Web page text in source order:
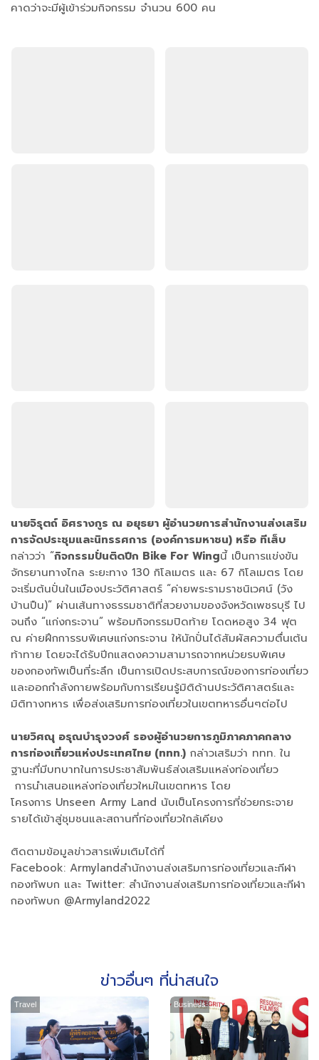
คาดว่าจะมีผู้เข้าร่วมกิจกรรม จำนวน 600 คน
นายจิรุตถ์ อิศรางกูร ณ อยุธยา ผู้อำนวยการสำนักงานส่งเสริม
การจัดประชุมและนิทรรศการ (องค์การมหาชน) หรือ ทีเส็บ
กล่าวว่า “กิจกรรมปั่นติดปีก Bike For Wingนี้ เป็นการแข่งขัน
จักรยานทางไกล ระยะทาง 130 กิโลเมตร และ 67 กิโลเมตร โดย
จะเริ่มต้นปั่นในเมืองประวัติศาสตร์ “ค่ายพระรามราชนิเวศน์ (วัง
บ้านปืน)” ผ่านเส้นทางธรรมชาติที่สวยงามของจังหวัดเพชรบุรี ไป
จนถึง “แก่งกระจาน” พร้อมกิจกรรมปิดท้าย โดดหอสูง 34 ฟุต
ณ ค่ายฝึกการรบพิเศษแก่งกระจาน ให้นักปั่นได้สัมผัสความตื่นเต้น
ท้าทาย โดยจะได้รับปีกแสดงความสามารถจากหน่วยรบพิเศษ
ของกองทัพเป็นที่ระลึก เป็นการเปิดประสบการณ์ของการท่องเที่ยว
และออกกำลังกายพร้อมกับการเรียนรู้มิติด้านประวัติศาสตร์และ
มิติทางทหาร เพื่อส่งเสริมการท่องเที่ยวในเขตทหารอื่นๆต่อไป
นายวิศณุ อรุณบำรุงวงศ์ รองผู้อำนวยการภูมิภาคภาคกลาง
การท่องเที่ยวแห่งประเทศไทย (ททท.)​ กล่าวเสริมว่า ททท. ใน
ฐานะที่มีบทบาทในการประชาสัมพันธ์ส่งเสริมแหล่งท่องเที่ยว
การนำเสนอแหล่งท่องเที่ยวใหม่ในเขตทหาร โดย
โครงการ Unseen Army Land นับเป็นโครงการที่ช่วยกระจาย
รายได้เข้าสู่ชุมชนและสถานที่ท่องเที่ยวใกล้เคียง
ติดตามข้อมูลข่าวสารเพิ่มเติมได้ที่
Facebook: Armylandสำนักงานส่งเสริมการท่องเที่ยวและกีฬา
กองทัพบก และ Twitter: สำนักงานส่งเสริมการท่องเที่ยวและกีฬา
กองทัพบก @Armyland2022
ข่าวอื่นๆ ที่น่าสนใจ
Travel Business